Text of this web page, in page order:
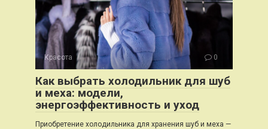
Красота 0
Как выбрать холодильник для шуб
и меха: модели,
энергоэффективность и уход
Приобретение холодильника для хранения шуб и меха —